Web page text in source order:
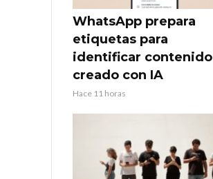
WhatsApp prepara
etiquetas para
identificar contenido
creado con IA
Hace 11 horas